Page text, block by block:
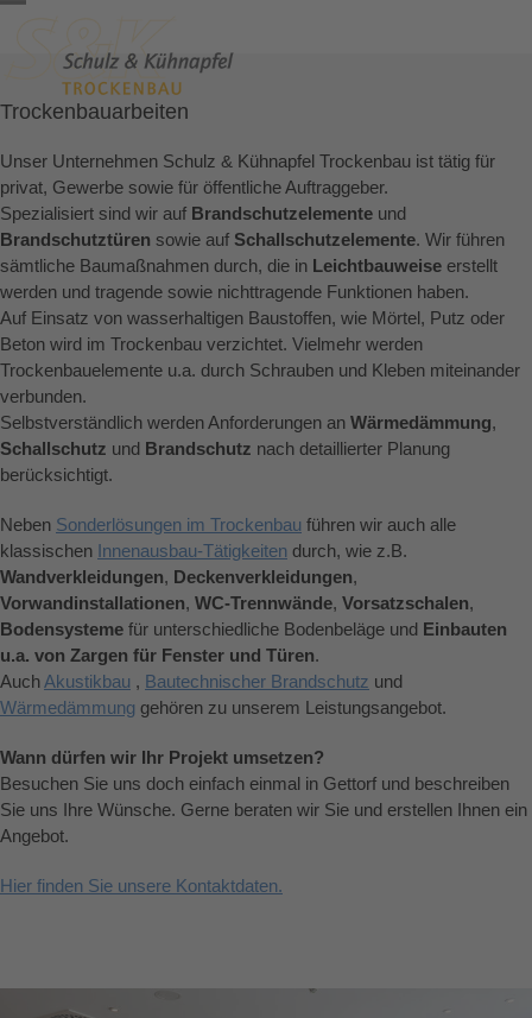
Skip
mobile
menu
mobile
menu
Trockenbauarbeiten
Unser Unternehmen Schulz & Kühnapfel Trockenbau ist tätig für
privat, Gewerbe sowie für öffentliche Auftraggeber.
Spezialisiert sind wir auf Brandschutzelemente und
Brandschutztüren sowie auf Schallschutzelemente. Wir führen
sämtliche Baumaßnahmen durch, die in Leichtbauweise erstellt
werden und tragende sowie nichttragende Funktionen haben.
Auf Einsatz von wasserhaltigen Baustoffen, wie Mörtel, Putz oder
Beton wird im Trockenbau verzichtet. Vielmehr werden
Trockenbauelemente u.a. durch Schrauben und Kleben miteinander
verbunden.
Selbstverständlich werden Anforderungen an Wärmedämmung,
Schallschutz und Brandschutz nach detaillierter Planung
berücksichtigt.
Neben Sonderlösungen im Trockenbau führen wir auch alle
klassischen Innenausbau-Tätigkeiten durch, wie z.B.
Wandverkleidungen, Deckenverkleidungen,
Vorwandinstallationen, WC-Trennwände, Vorsatzschalen,
Bodensysteme für unterschiedliche Bodenbeläge und Einbauten
u.a. von Zargen für Fenster und Türen.
AuchAkustikbau , Bautechnischer Brandschutz und
Wärmedämmung gehören zu unserem Leistungsangebot.
Wann dürfen wir Ihr Projekt umsetzen?
Besuchen Sie uns doch einfach einmal in Gettorf und beschreiben
Sie uns Ihre Wünsche. Gerne beraten wir Sie und erstellen Ihnen ein
Angebot.
Hier finden Sie unsere Kontaktdaten.